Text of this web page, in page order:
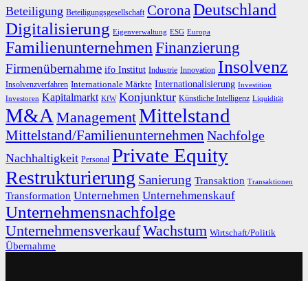
Beteiligung Beteiligungsgesellschaft CoronaDeutschland
Digitalisierung Eigenverwaltung ESG Europa
FamilienunternehmenFinanzierung
Firmenübernahme ifo Institut Industrie Innovation Insolvenz
Insolvenzverfahren Internationale Märkte Internationalisierung Investition
Investoren Kapitalmarkt KfW Konjunktur Künstliche Intelligenz Liquidität
M&A ManagementMittelstand
Mittelstand/Familienunternehmen Nachfolge
Nachhaltigkeit Personal Private Equity
Restrukturierung Sanierung Transaktion Transaktionen
Transformation Unternehmen Unternehmenskauf
Unternehmensnachfolge
UnternehmensverkaufWachstum Wirtschaft/Politik
Übernahme